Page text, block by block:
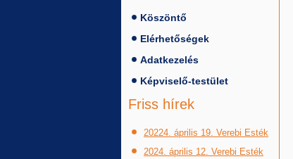
Köszöntő
Elérhetőségek
Adatkezelés
Képviselő-testület
Friss hírek
20224. április 19. Verebi Esték
2024. április 12. Verebi Esték